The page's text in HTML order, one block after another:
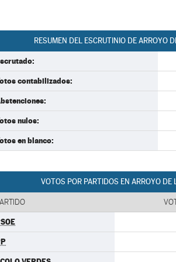
RESUMEN DEL ESCRUTINIO DE ARROYO
contabilizados:
nulos:
en blanco:
VOTOS POR PARTIDOS EN ARROYO DE